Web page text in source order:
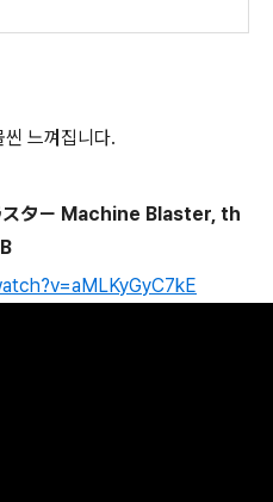
느껴집니다.
スター Machine Blaster, th